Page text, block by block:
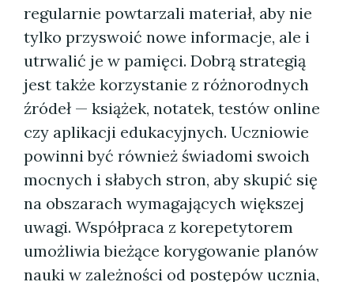
regularnie powtarzali materiał, aby nie
tylko przyswoić nowe informacje, ale i
utrwalić je w pamięci. Dobrą strategią
jest także korzystanie z różnorodnych
źródeł — książek, notatek, testów online
czy aplikacji edukacyjnych. Uczniowie
powinni być również świadomi swoich
mocnych i słabych stron, aby skupić się
na obszarach wymagających większej
uwagi. Współpraca z korepetytorem
umożliwia bieżące korygowanie planów
nauki w zależności od postępów ucznia,